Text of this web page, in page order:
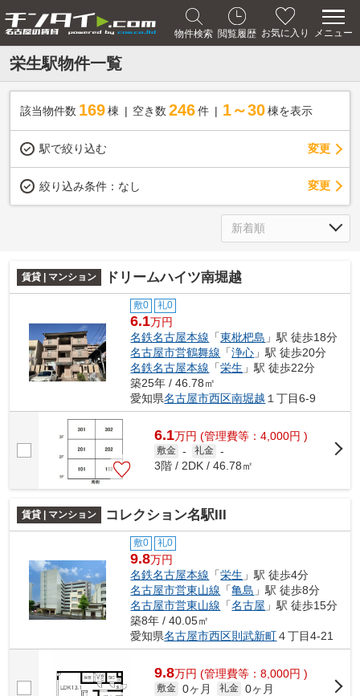
物件検索 閲覧履歴 お気に入り メニュー
栄生駅物件一覧
該当物件数 169棟 空き数 246 件 1～30 棟を表示
駅で絞り込む 変更
絞り込み条件： なし 変更
賃貸 | マンション ドリームハイツ南堀越
敷0 礼0
6.1万円
名鉄名古屋本線 「東枇杷島 」駅 徒歩18分
名古屋市営鶴舞線 「浄心 」駅 徒歩20分
名鉄名古屋本線 「栄生 」駅 徒歩22分
築25年 / 46.78㎡
愛知県名古屋市西区南堀越 １丁目6-9
6.1万円 (管理費等：4,000円 )
敷金 - 礼金 -
3階 / 2DK / 46.78㎡
賃貸 | マンション コレクション名駅III
敷0 礼0
9.8万円
名鉄名古屋本線 「栄生 」駅 徒歩4分
名古屋市営東山線 「亀島 」駅 徒歩8分
名古屋市営東山線 「名古屋 」駅 徒歩15分
築8年 / 40.05㎡
愛知県名古屋市西区則武新町４丁目4-21
9.8万円 (管理費等：8,000円 )
敷金 0ヶ月 礼金 0ヶ月